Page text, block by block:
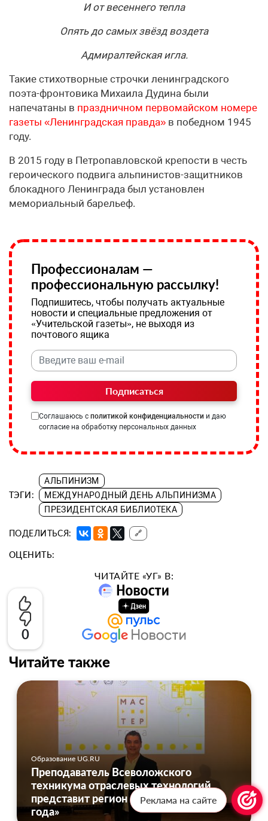
0
И от весеннего тепла
Опять до самых звёзд воздета
Адмиралтейская игла.
Такие стихотворные строчки ленинградского
поэта-фронтовика Михаила Дудина были
напечатаны в праздничном первомайском номере
газеты «Ленинградская правда» в победном 1945
году.
В 2015 году в Петропавловской крепости в честь
героического подвига альпинистов-защитников
блокадного Ленинграда был установлен
мемориальный барельеф.
Профессионалам —
профессиональную рассылку!
Подпишитесь, чтобы получать актуальные
новости и специальные предложения от
«Учительской газеты», не выходя из
почтового ящика
Подписаться
Соглашаюсь с политикой конфиденциальности и даю
согласие на обработку персональных данных
ТЭГИ:
АЛЬПИНИЗМ
МЕЖДУНАРОДНЫЙ ДЕНЬ АЛЬПИНИЗМА
ПРЕЗИДЕНТСКАЯ БИБЛИОТЕКА
ПОДЕЛИТЬСЯ: 🔗
ОЦЕНИТЬ:
ЧИТАЙТЕ «УГ» В:
Читайте также
Образование UG.RU
Преподаватель Всеволожского
техникума отраслевых технологий
представит регион в финале «Мастера
года»
Реклама на сайте